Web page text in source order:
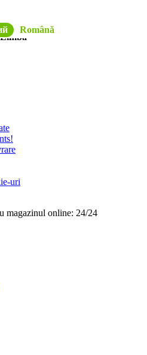
Limba
Română
uri
magazinul online: 24/24